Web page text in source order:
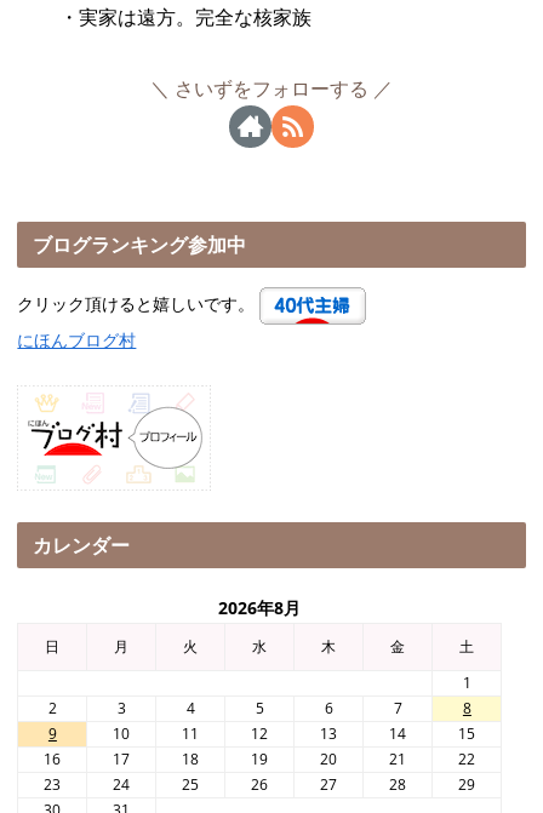
・実家は遠方。完全な核家族
さいずをフォローする
ブログランキング参加中
クリック頂けると嬉しいです。
にほんブログ村
カレンダー
2026年8月
日 月 火 水 木 金
土
1
2
3 4 5 6 7
8
9
10 11 12 13 14
15
16
17 18 19 20 21
22
23
24 25 26 27 28
29